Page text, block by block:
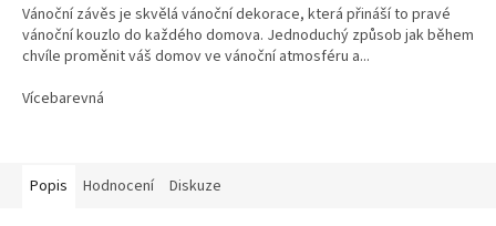
z
5
hvězdiček.
Vánoční závěs je skvělá vánoční dekorace, která přináší to pravé
vánoční kouzlo do každého domova. Jednoduchý způsob jak během
chvíle proměnit váš domov ve vánoční atmosféru a...
Vícebarevná
Popis Hodnocení Diskuze